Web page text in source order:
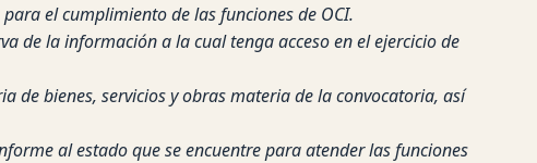
el cumplimiento de las funciones de OCI.
de la información a la cual tenga acceso en el ejercicio de
de bienes, servicios y obras materia de la convocatoria, así
al estado que se encuentre para atender las funciones